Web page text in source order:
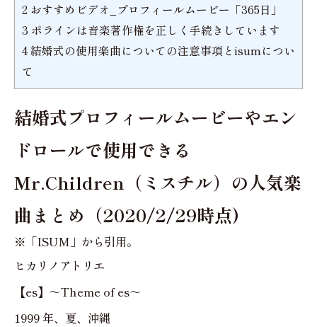
2 おすすめビデオ_プロフィールムービー「365日」
3 ポラインは音楽著作権を正しく手続きしています
4結婚式の使用楽曲についての注意事項とisumについ
て
結婚式プロフィールムービーやエン
ドロールで使用できる
Mr.Children（ミスチル）の人気楽
曲まとめ（2020/2/29時点)
※「ISUM」から引用。
ヒカリノアトリエ
【es】～Theme of es～
1999 年、夏、沖縄